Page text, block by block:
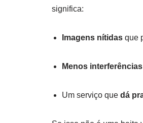
significa:
Imagens nítidas que
Menos interferências
Um serviço que dá